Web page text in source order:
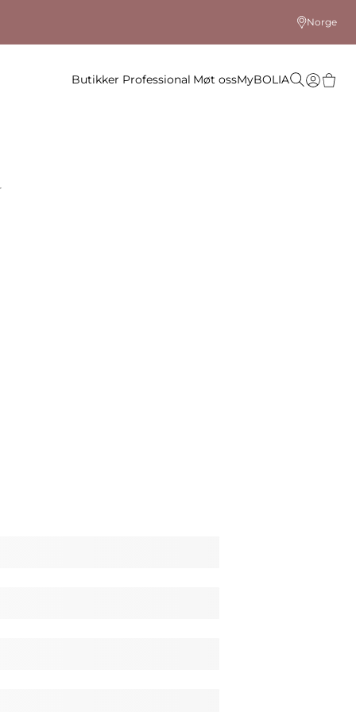
Norge
Butikker Professional Møt ossMyBOLIA